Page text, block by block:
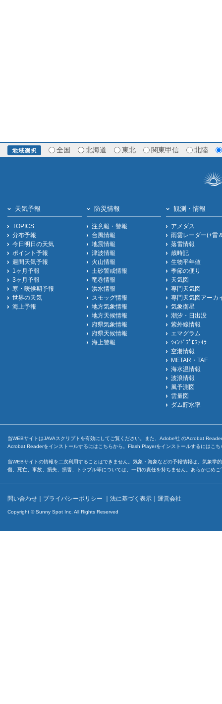
全国 北海道 東北 関東甲信 北陸
天気予報
TOPICS
分布予報
今日明日の天気
ポイント予報
週間天気予報
1ヶ月予報
3ヶ月予報
寒・暖候期予報
世界の天気
海上予報
防災情報
注意報・警報
台風情報
地震情報
津波情報
火山情報
土砂警戒情報
竜巻情報
洪水情報
スモッグ情報
地方気象情報
地方天候情報
府県気象情報
府県天候情報
海上警報
観測・情報
アメダス
雨雲レーダー(+雷
落雷情報
歳時記
生物平年値
季節の便り
天気図
専門天気図
専門天気図アーカ
気象衛星
潮汐・日出没
紫外線情報
エマグラム
ｳｨﾝﾄﾞﾌﾟﾛﾌｧｲﾗ
空港情報
METAR・TAF
海水温情報
波浪情報
風予測図
雲量図
ダム貯水率
当WEBサイトはJAVAスクリプトを有効にしてご覧ください。また、Adobe社 のAcrobat
Acrobat Readerをインストールするには こちらから。Flash Playerをインストールするには こち
当WEBサイトの情報を二次利用することはできません。気象・海象などの予報情報は、気象
傷、死亡、事故、損失、損害、トラブル等については、一切の責任を持ちません。あらかじめ
問い合わせ ｜ プライバシーポリシー ｜ 法に基づく表示 ｜ 運営会社
Copyright © Sunny Spot Inc. All Rights Reserved